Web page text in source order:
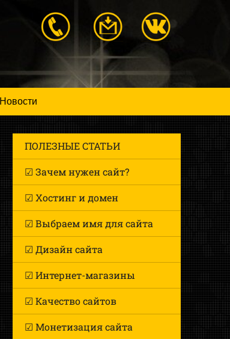
Новости
ПОЛЕЗНЫЕ СТАТЬИ
☑ Зачем нужен сайт?
☑ Хостинг и домен
☑ Выбраем имя для сайта
☑ Дизайн сайта
☑ Интернет-магазины
☑ Качество сайтов
☑ Монетизация сайта